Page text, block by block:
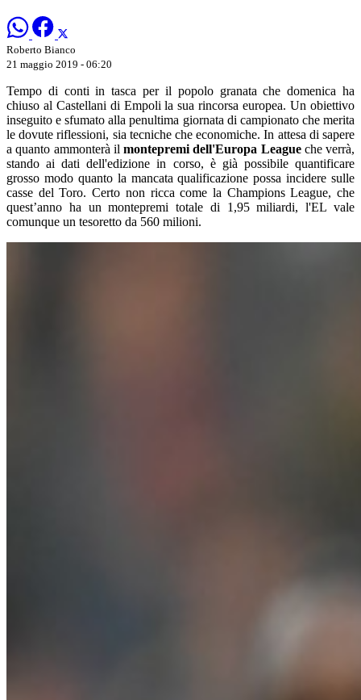
Roberto Bianco
21 maggio 2019 - 06:20
Tempo di conti in tasca per il popolo granata che domenica ha
chiuso al Castellani di Empoli la sua rincorsa europea. Un obiettivo
inseguito e sfumato alla penultima giornata di campionato che merita
le dovute riflessioni, sia tecniche che economiche. In attesa di sapere
a quanto ammonterà il montepremi dell'Europa Leagueche verrà,
stando ai dati dell'edizione in corso, è già possibile quantificare
grosso modo quanto la mancata qualificazione possa incidere sulle
casse del Toro. Certo non ricca come la Champions League, che
quest’anno ha un montepremi totale di 1,95 miliardi, l'EL vale
comunque un tesoretto da 560 milioni.